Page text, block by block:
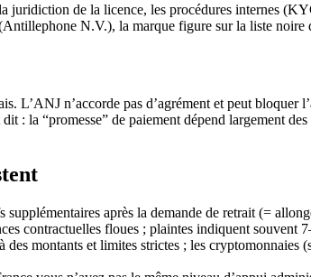
de la licence, les procédures internes
N.V.), la marque figure sur la liste
n’accorde pas d’agrément et peut bloquer
: la “promesse” de paiement dépend largement
après la demande de retrait (=
contractuelles floues ; plaintes indiquent souvent
des montants et limites strictes ; les